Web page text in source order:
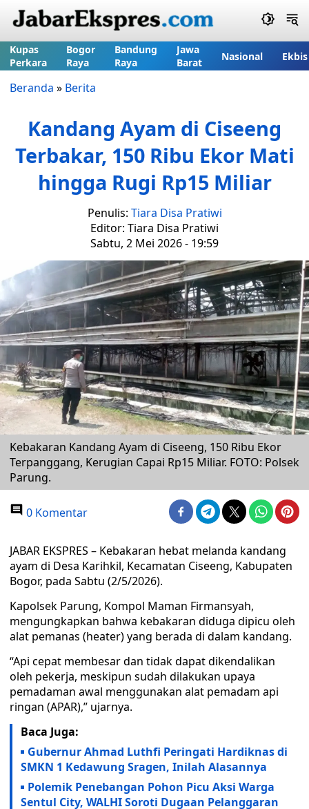
Kupas
Perkara
Bogor
Raya
Bandung
Raya
Jawa
Barat
Nasional Ekbis
Beranda » Berita
Kandang Ayam di Ciseeng
Terbakar, 150 Ribu Ekor Mati
hingga Rugi Rp15 Miliar
Penulis: Tiara Disa Pratiwi
Editor: Tiara Disa Pratiwi
Sabtu, 2 Mei 2026 - 19:59
Kebakaran Kandang Ayam di Ciseeng, 150 Ribu Ekor
Terpanggang, Kerugian Capai Rp15 Miliar. FOTO: Polsek
Parung.
0 Komentar
JABAR EKSPRES – Kebakaran hebat melanda kandang
ayam di Desa Karihkil, Kecamatan Ciseeng, Kabupaten
Bogor, pada Sabtu (2/5/2026).
Kapolsek Parung, Kompol Maman Firmansyah,
mengungkapkan bahwa kebakaran diduga dipicu oleh
alat pemanas (heater) yang berada di dalam kandang.
“Api cepat membesar dan tidak dapat dikendalikan
oleh pekerja, meskipun sudah dilakukan upaya
pemadaman awal menggunakan alat pemadam api
ringan (APAR),” ujarnya.
Baca Juga:
Gubernur Ahmad Luthfi Peringati Hardiknas di
SMKN 1 Kedawung Sragen, Inilah Alasannya
Polemik Penebangan Pohon Picu Aksi Warga
Sentul City, WALHI Soroti Dugaan Pelanggaran